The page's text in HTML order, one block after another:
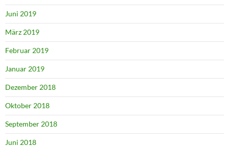
Juni 2019
März 2019
Februar 2019
Januar 2019
Dezember 2018
Oktober 2018
September 2018
Juni 2018